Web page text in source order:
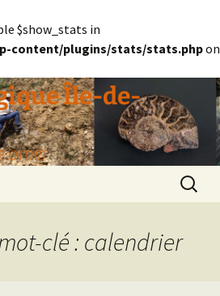
$show_stats in
content/plugins/stats/stats.phpon
Île-de-
amis
clé : calendrier